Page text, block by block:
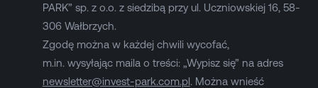
PARK” sp. z o.o. z siedzibą przy ul. Uczniowskiej 16, 58-
306 Wałbrzych.
Zgodę można w każdej chwili wycofać,
m.in. wysyłając maila o treści: „Wypisz się” na adres
newsletter@invest-park.com.pl. Można wnieść